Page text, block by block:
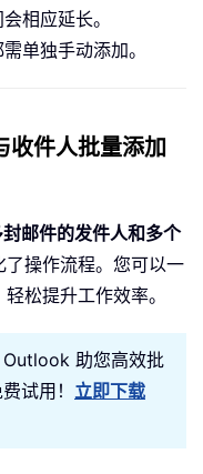
相应延长。
单独手动添加。
收件人批量添加
邮件的发件人和多个
了操作流程。您可以一
松提升工作效率。
助您高效批
试用！ 立即下载